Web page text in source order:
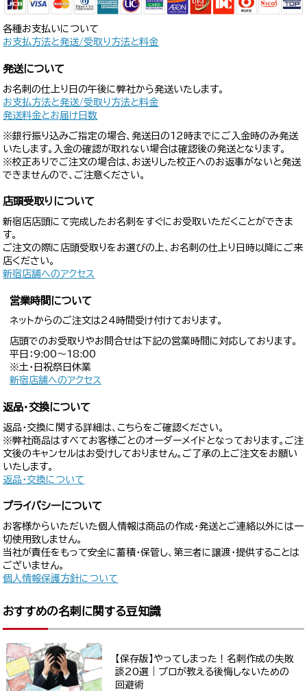
各種お支払いについて
お支払方法と発送/受取り方法と料金
発送について
お名刺の仕上り日の午後に弊社から発送いたします。
お支払方法と発送/受取り方法と料金
発送料金とお届け日数
※銀行振り込みご指定の場合、発送日の12時までにご入金時のみ発送
いたします。入金の確認が取れない場合は確認後の発送となります。
※校正ありでご注文の場合は、お送りした校正へのお返事がないと発送
できませんので、ご注意ください。
店頭受取りについて
新宿店店頭にて完成したお名刺をすぐにお受取いただくことができま
す。
ご注文の際に店頭受取りをお選びの上、お名刺の仕上り日時以降にご来
店ください。
新宿店舗へのアクセス
営業時間について
ネットからのご注文は24時間受け付けております。
店頭でのお受取りやお問合せは下記の営業時間に対応しております。
平日：9:00〜18:00
※土・日祝祭日休業
新宿店舗へのアクセス
返品・交換について
返品・交換に関する詳細は、こちらをご確認ください。
※弊社商品はすべてお客様ごとのオーダーメイドとなっております。ご注
文後のキャンセルはお受けしておりません。ご了承の上ご注文をお願い
いたします。
返品・交換について
プライバシーについて
お客様からいただいた個人情報は商品の作成・発送とご連絡以外には一
切使用致しません。
当社が責任をもって安全に蓄積・保管し、第三者に譲渡・提供することは
ございません。
個人情報保護方針について
おすすめの名刺に関する豆知識
【保存版】やってしまった！名刺作成の失敗
談20選｜プロが教える後悔しないための
回避術